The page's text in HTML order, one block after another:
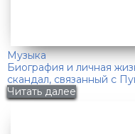
Музыка
Биография и личная
скандал, связанный с
Читать далее